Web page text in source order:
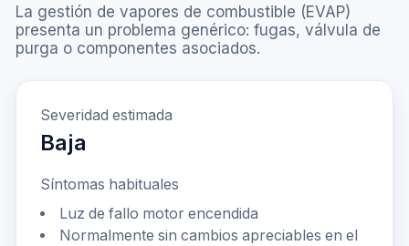
La gestión de vapores de combustible (EVAP)
presenta un problema genérico: fugas, válvula de
purga o componentes asociados.
Severidad estimada
Baja
Síntomas habituales
Luz de fallo motor encendida
Normalmente sin cambios apreciables en el